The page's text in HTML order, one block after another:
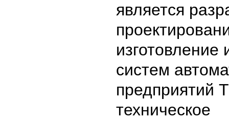
является
изготовление
систем
предприятий
техническое